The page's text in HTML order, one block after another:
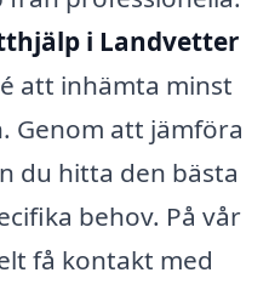
i Landvetter
att inhämta minst
Genom att jämföra
du hitta den bästa
behov. På vår
få kontakt med